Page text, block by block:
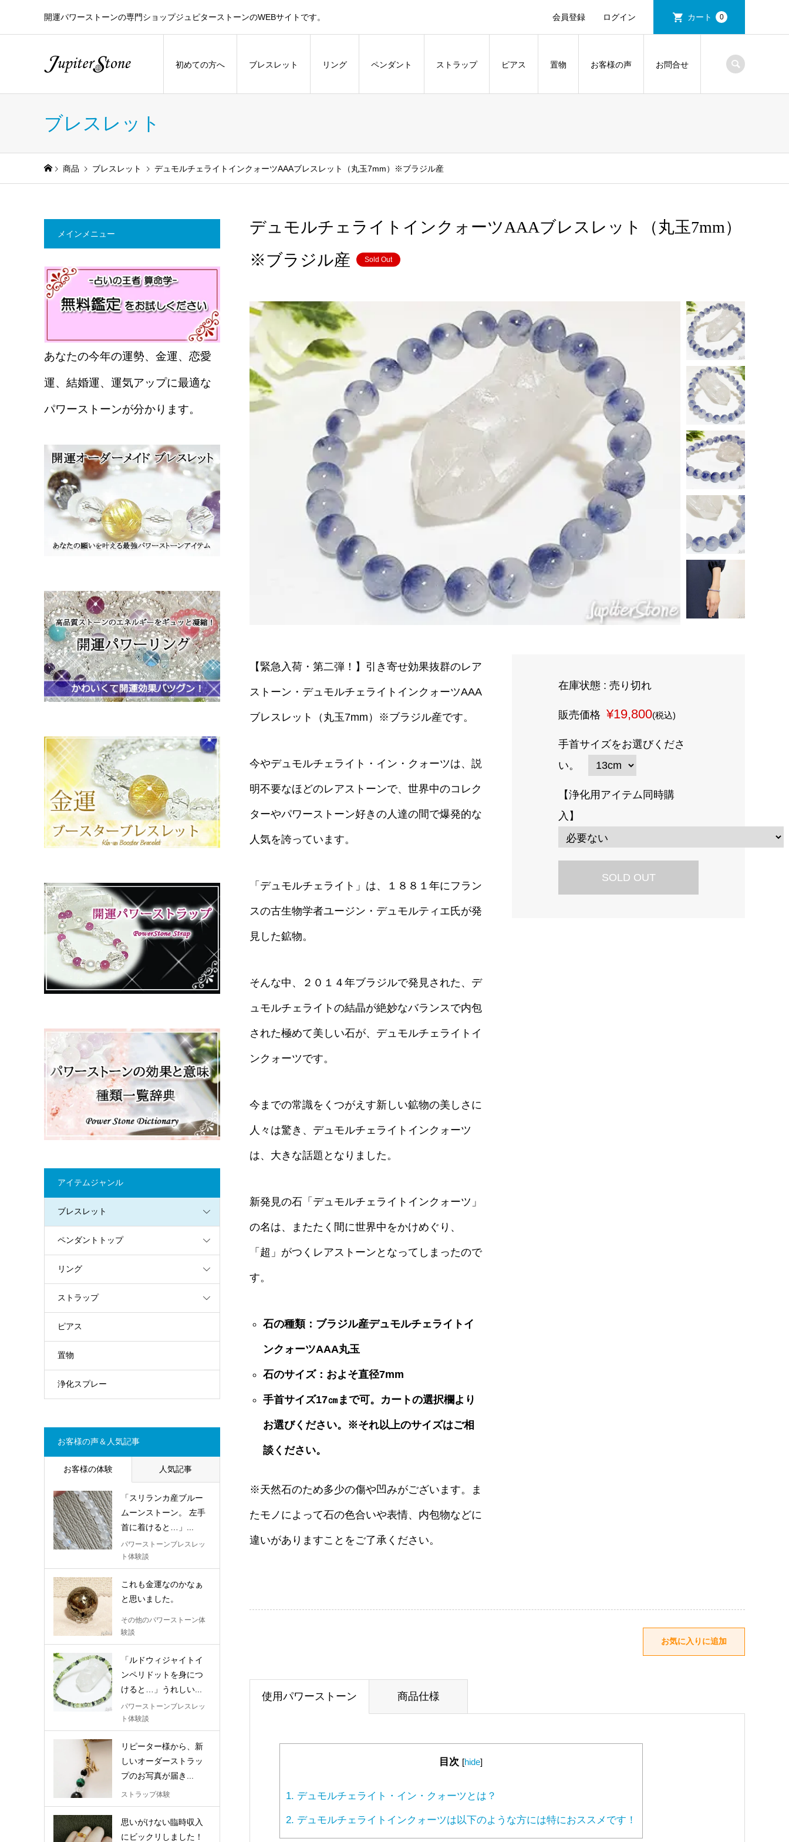
開運パワーストーンの専門ショップジュピターストーンのWEBサイトです。 会員登録 ログイン カート 0
初めての方へ ブレスレット リング ペンダント ストラップ ピアス 置物 お客様の声 お問合せ
ブレスレット
商品 ブレスレット デュモルチェライトインクォーツAAAブレスレット（丸玉7mm）※ブラジル産
デュモルチェライトインクォーツAAAブレスレット（丸玉7mm）
※ブラジル産
Sold Out
【緊急入荷・第二弾！】引き寄せ効果抜群のレア
ストーン・デュモルチェライトインクォーツAAA
ブレスレット（丸玉7mm）※ブラジル産です。
今やデュモルチェライト・イン・クォーツは、説
明不要なほどのレアストーンで、世界中のコレク
ターやパワーストーン好きの人達の間で爆発的な
人気を誇っています。
「デュモルチェライト」は、１８８１年にフラン
スの古生物学者ユージン・デュモルティエ氏が発
見した鉱物。
そんな中、２０１４年ブラジルで発見された、デ
ュモルチェライトの結晶が絶妙なバランスで内包
された極めて美しい石が、デュモルチェライトイ
ンクォーツです。
今までの常識をくつがえす新しい鉱物の美しさに
人々は驚き、デュモルチェライトインクォーツ
は、大きな話題となりました。
新発見の石「デュモルチェライトインクォーツ」
の名は、またたく間に世界中をかけめぐり、
「超」がつくレアストーンとなってしまったので
す。
石の種類：ブラジル産デュモルチェライトイ
ンクォーツAAA丸玉
石のサイズ：およそ直径7mm
手首サイズ17㎝まで可。カートの選択欄より
お選びください。※それ以上のサイズはご相
談ください。
※天然石のため多少の傷や凹みがございます。ま
たモノによって石の色合いや表情、内包物などに
違いがありますことをご了承ください。
在庫状態 : 売り切れ
販売価格¥19,800(税込)
手首サイズをお選びくださ
い。
【浄化用アイテム同時購
入】
SOLD OUT
使用パワーストーン 商品仕様
目次 [hide]
1. デュモルチェライト・イン・クォーツとは？
2. デュモルチェライトインクォーツは以下のような方には特におススメです！
メインメニュー
あなたの今年の運勢、金運、恋愛
運、結婚運、運気アップに最適な
パワーストーンが分かります。
アイテムジャンル
ブレスレット
ペンダントトップ
リング
ストラップ
ピアス
置物
浄化スプレー
お客様の声＆人気記事
お客様の体験 人気記事
「スリランカ産ブルー
ムーンストーン。 左手
首に着けると…」...
パワーストーンブレスレッ
ト体験談
これも金運なのかなぁ
と思いました。
その他のパワーストーン体
験談
「ルドウィジャイトイ
ンペリドットを身につ
けると…」うれしい...
パワーストーンブレスレッ
ト体験談
リピーター様から、新
しいオーダーストラッ
プのお写真が届き...
ストラップ体験
思いがけない臨時収入
にビックリしました！